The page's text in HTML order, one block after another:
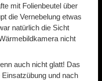
mit Folienbeutel über
die Vernebelung etwas
natürlich die Sicht
nicht
auch nicht glatt! Das
und nach